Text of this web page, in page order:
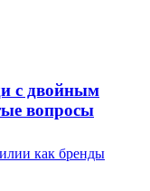
с двойным
вопросы